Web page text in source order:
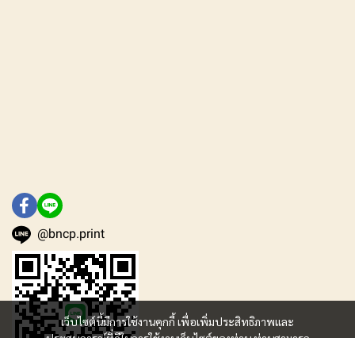
เว็บไซต์นี้มีการใช้งานคุกกี้ เพื่อเพิ่มประสิทธิภาพและ
@bncp.print